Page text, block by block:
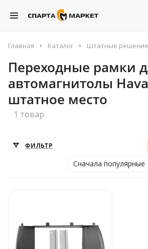
Главная Каталог Штатные решения
Переходные рамки
автомагнитолы
штатное место
1 товар
ФИЛЬТР
Сначала популярные